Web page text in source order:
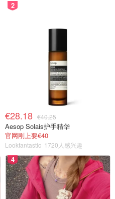
2
€28.18 €40.25
Aesop Solais护手精华
官网刚上要€40
Lookfantastic 1720人感兴趣
4